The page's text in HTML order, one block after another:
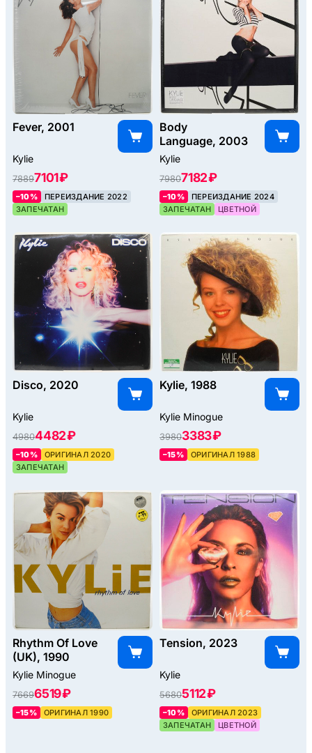
Fever, 2001
Kylie
78897101 ₽
–10%
ПЕРЕИЗДАНИЕ 2022
ЗАПЕЧАТАН
Body
Language, 2003
Kylie
79807182 ₽
–10%
ПЕРЕИЗДАНИЕ 2024
ЗАПЕЧАТАН
ЦВЕТНОЙ
Disco, 2020
Kylie
49804482 ₽
–10%
ОРИГИНАЛ 2020
ЗАПЕЧАТАН
Kylie, 1988
Kylie Minogue
39803383 ₽
–15% ОРИГИНАЛ 1988
Rhythm Of Love
(UK), 1990
Kylie Minogue
76696519 ₽
–15% ОРИГИНАЛ 1990
Tension, 2023
Kylie
56805112 ₽
–10%
ОРИГИНАЛ 2023
ЗАПЕЧАТАН
ЦВЕТНОЙ